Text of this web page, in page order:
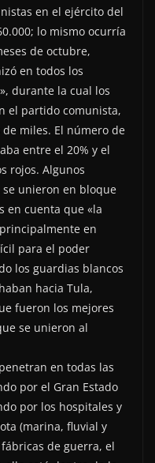
en el ejército del
lo mismo ocurría
de octubre,
en todos los
durante la cual los
el partido comunista,
miles. El número de
entre el 20% y el
rojos. Algunos
se unieron en bloque
en cuenta que «la
en
para el poder
los guardias blancos
hacia Tula,
fueron los mejores
se unieron al
en todas las
por el Gran Estado
por los hospitales y
(marina, fluvial y
de guerra, el